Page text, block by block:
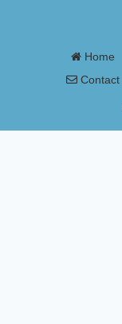
Home
Contact